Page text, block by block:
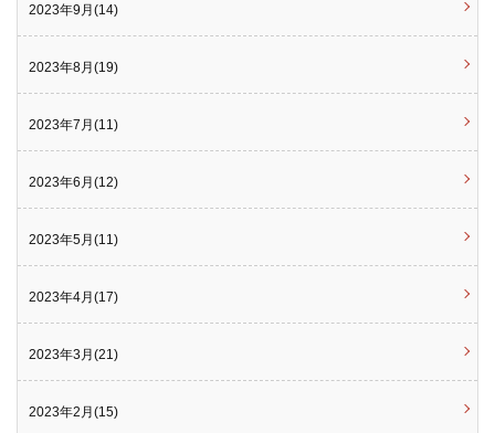
2023年9月(14)
2023年8月(19)
2023年7月(11)
2023年6月(12)
2023年5月(11)
2023年4月(17)
2023年3月(21)
2023年2月(15)